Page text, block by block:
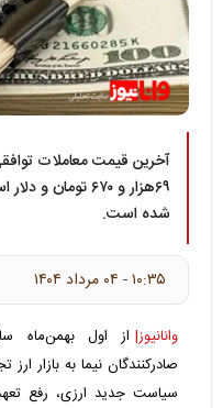
آخرین قیمت معاملات
شده است.
۱۰:۳۵ - ۰۴ مرداد ۱۴۰۴
وانانیوز|
صادرکنندگان نیما به بازار
سیاست جدید ارزی، رفع